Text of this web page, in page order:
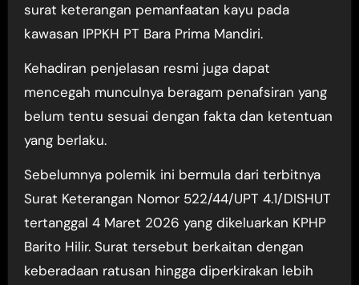
surat keterangan pemanfaatan kayu pada
kawasan IPPKH PT Bara Prima Mandiri.
Kehadiran penjelasan resmi juga dapat
mencegah munculnya beragam penafsiran yang
belum tentu sesuai dengan fakta dan ketentuan
yang berlaku.
Sebelumnya polemik ini bermula dari terbitnya
Surat Keterangan Nomor 522/44/UPT 4.1/DISHUT
tertanggal 4 Maret 2026 yang dikeluarkan KPHP
Barito Hilir. Surat tersebut berkaitan dengan
keberadaan ratusan hingga diperkirakan lebih